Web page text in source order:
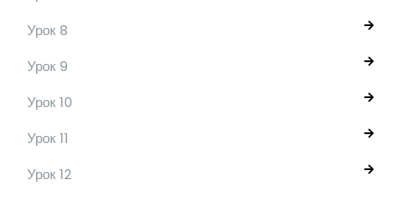
Урок 8
Урок 9
Урок 10
Урок 11
Урок 12